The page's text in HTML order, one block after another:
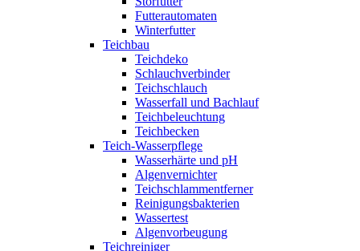
Futterautomaten
Winterfutter
Teichbau
Teichdeko
Schlauchverbinder
Teichschlauch
Wasserfall und Bachlauf
Teichbeleuchtung
Teichbecken
Teich-Wasserpflege
Wasserhärte und pH
Algenvernichter
Teichschlammentferner
Reinigungsbakterien
Wassertest
Algenvorbeugung
Teichreiniger